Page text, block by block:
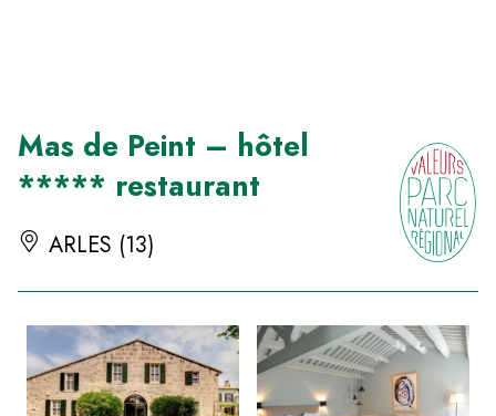
Mas de Peint – hôtel
***** restaurant
ARLES (13)